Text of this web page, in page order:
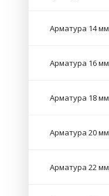
Арматура 14 мм
Арматура 16 мм
Арматура 18 мм
Арматура 20 мм
Арматура 22 мм